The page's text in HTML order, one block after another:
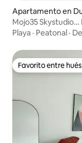
Apartamento en
Mojo35
deportivo a 15
Playa · Peatonal ·
Favorito entre
Favorito entre